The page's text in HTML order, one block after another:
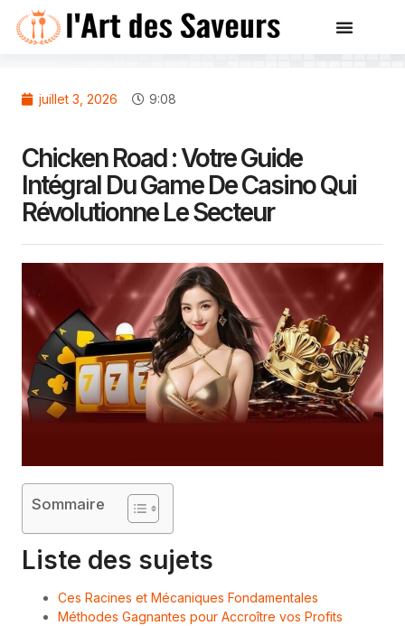
juillet 3, 2026 9:08
Chicken Road : Votre Guide
Intégral Du Game De Casino Qui
Révolutionne Le Secteur
Sommaire
Liste des sujets
Ces Racines et Mécaniques Fondamentales
Méthodes Gagnantes pour Accroître vos Profits